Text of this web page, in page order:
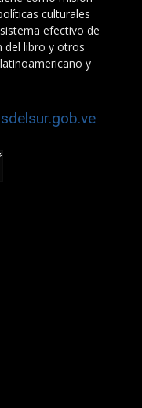
culturales
efectivo de
del libro y otros
y